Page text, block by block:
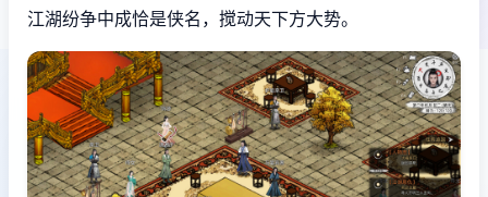
江湖纷争中成恰是侠名，搅动天下方大势。